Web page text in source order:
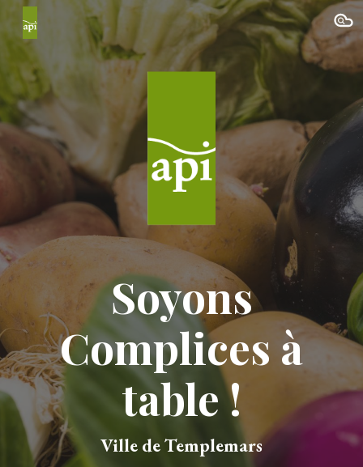
Skip to main content Skip to navigation
Soyons
Complices à
table !
Ville de Templemars